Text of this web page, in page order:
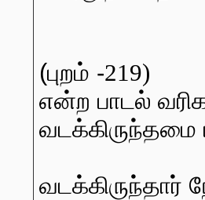
(புறம் -219)
என்ற பாடல்
வடக்கிருந்தமை
வடக்கிருந்தார்